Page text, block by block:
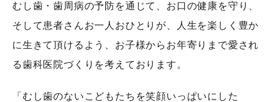
むし歯・歯周病の予防を通じて、お口の健康を守り、
そして患者さんお一人おひとりが、人生を楽しく豊か
に生きて頂けるよう、お子様からお年寄りまで愛され
る歯科医院づくりを考えております。
「むし歯のないこどもたちを笑顔いっぱいにした